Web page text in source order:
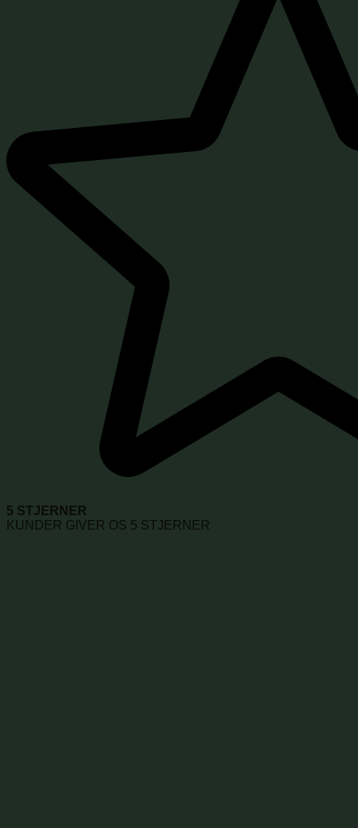
5 STJERNER
KUNDER GIVER OS 5 STJERNER